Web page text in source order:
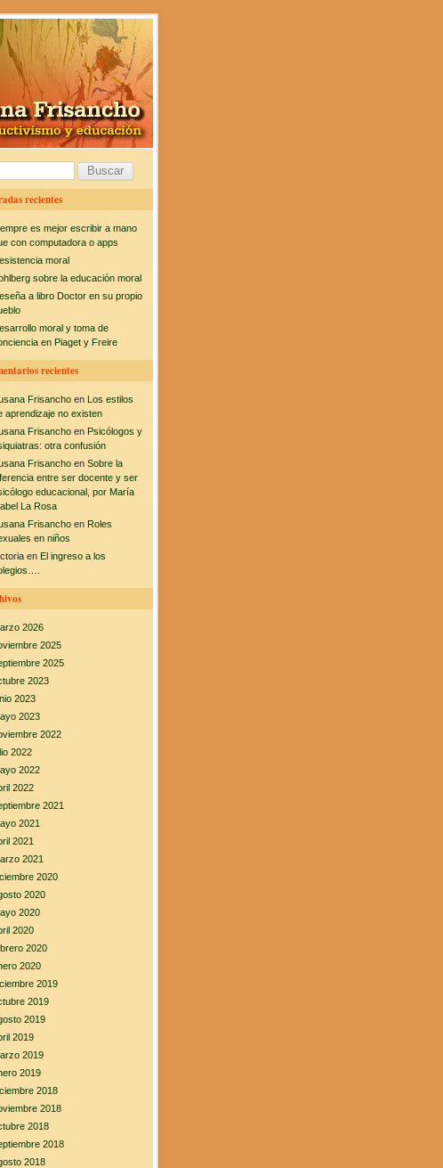
recientes
es mejor escribir a mano
con computadora o apps
moral
sobre la educación moral
a libro Doctor en su propio
moral y toma de
en Piaget y Freire
recientes
Frisanchoen Los estilos
aprendizaje no existen
Frisanchoen Psicólogos y
otra confusión
Frisanchoen Sobre la
entre ser docente y ser
educacional, por María
La Rosa
Frisanchoen Roles
en niños
en El ingreso a los
2026
2025
2025
2023
2023
2023
2022
2022
2022
2022
2021
2021
2021
2021
2020
2020
2020
2020
2020
2020
2019
2019
2019
2019
2019
2019
2018
2018
2018
2018
2018